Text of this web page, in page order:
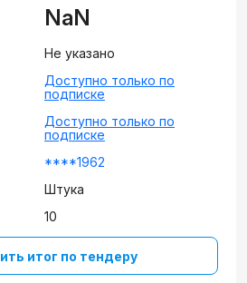
NaN
Не указано
Доступно только по
подписке
Доступно только по
подписке
****1962
Штука
10
итог по тендеру